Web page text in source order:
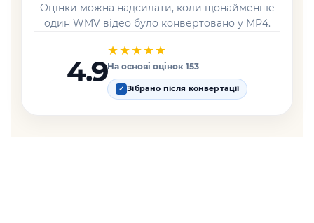
Оцінки можна надсилати, коли щонайменше
один WMV відео було конвертовано у MP4.
4.9
★★★★★
На основі оцінок 153
✓ Зібрано після конвертації